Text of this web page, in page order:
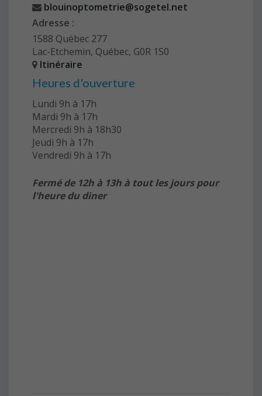
blouinoptometrie@sogetel.net
Adresse :
1588 Québec 277
Lac-Etchemin, Québec, G0R 1S0
Itinéraire
Heures d'ouverture
Lundi 9h à 17h
Mardi 9h à 17h
Mercredi 9h à 18h30
Jeudi 9h à 17h
Vendredi 9h à 17h
Fermé de 12h à 13h à tout les jours pour
l'heure du diner